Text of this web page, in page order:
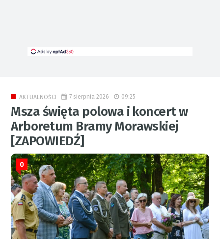
AKTUALNOŚCI 7 sierpnia 2026 09:25
Msza święta polowa i koncert w
Arboretum Bramy Morawskiej
[ZAPOWIEDŹ]
0